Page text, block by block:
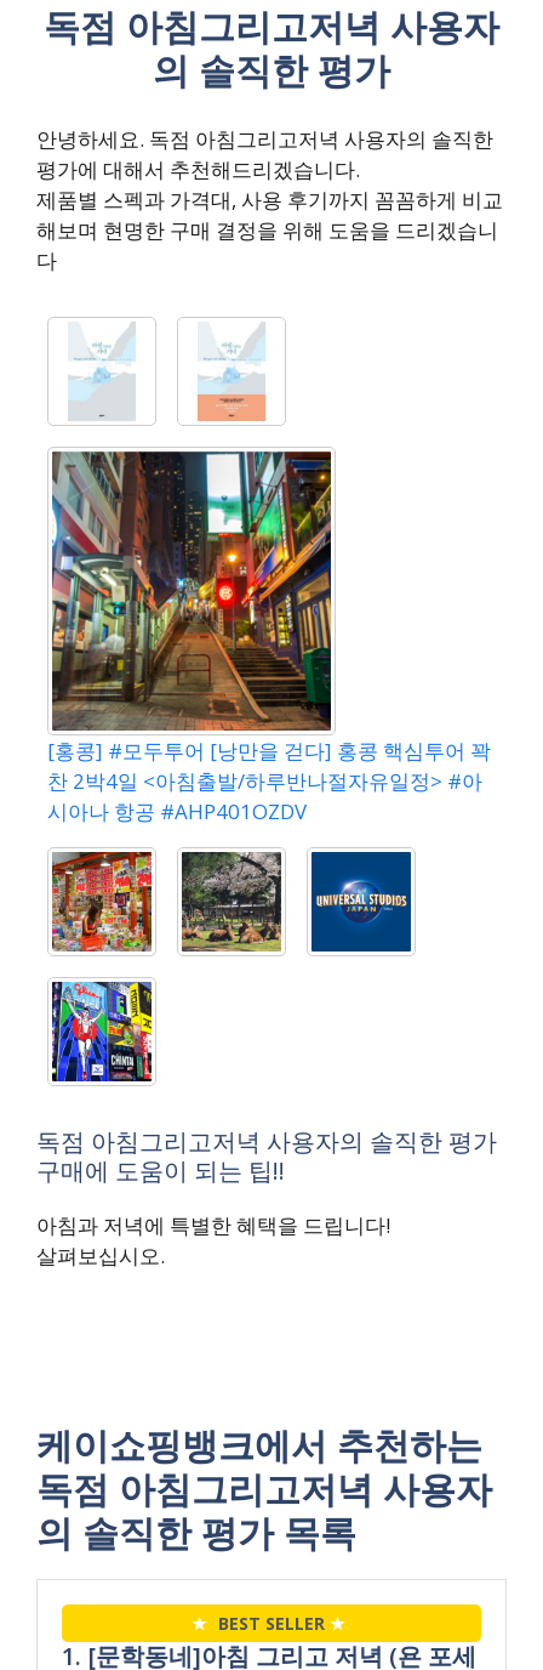
독점 아침그리고저녁 사용자
의 솔직한 평가
안녕하세요. 독점 아침그리고저녁 사용자의 솔직한
평가에 대해서 추천해드리겠습니다.
제품별 스펙과 가격대, 사용 후기까지 꼼꼼하게 비교
해보며 현명한 구매 결정을 위해 도움을 드리겠습니
다
[홍콩] #모두투어 [낭만을 걷다] 홍콩 핵심투어 꽉
찬 2박4일 <아침출발/하루반나절자유일정> #아
시아나 항공 #AHP401OZDV
독점 아침그리고저녁 사용자의 솔직한 평가
구매에 도움이 되는 팁!!
아침과 저녁에 특별한 혜택을 드립니다!
살펴보십시오.
케이쇼핑뱅크에서 추천하는
독점 아침그리고저녁 사용자
의 솔직한 평가 목록
★ BEST SELLER ★
1. [문학동네]아침 그리고 저녁 (욘 포세